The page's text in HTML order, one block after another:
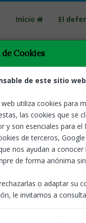
Inicio El
garantizando los
educativa?
Carrión, se pretende
de aprendizaje seguros y
teóricas del Aprendizaje
equidad, inclusión y una
Cookies
de este sitio
utiliza cookies para
las cookies que se
y son esenciales para
de terceros,
nos ayudan a
de forma anónima
o adaptar su
le invitamos a